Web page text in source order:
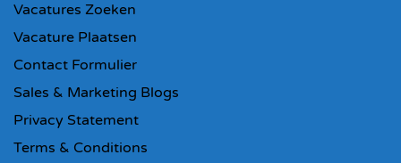
Vacatures Zoeken
Vacature Plaatsen
Contact Formulier
Sales & Marketing Blogs
Privacy Statement
Terms & Conditions